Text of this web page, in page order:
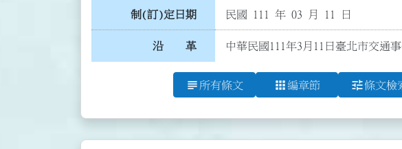
制(訂)定日期 民國 111 年 03 月 11 日
沿 革 中華民國111年3月11日臺北市交通
subject 所有條文 apps 編章節 tune條文檢